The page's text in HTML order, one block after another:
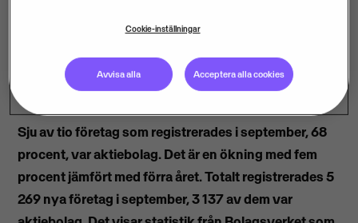
Sju av tio företag som registrerades i september, 68
procent, var aktiebolag. Det är en ökning med fem
procent jämfört med förra året. Totalt registrerades 5
269 nya företag i september, 3 137 av dem var
Cookie-inställningar
Avvisa alla Acceptera alla cookies